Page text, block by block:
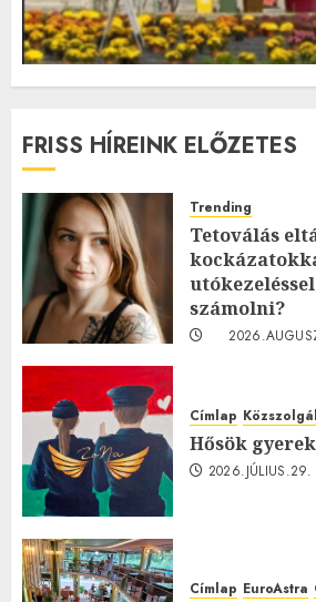
FRISS HÍREINK ELŐZETES
Trending
Tetoválás
számolni?
Címlap
Hősök
2026.JÚLIUS.29.
Címlap EuroAstra